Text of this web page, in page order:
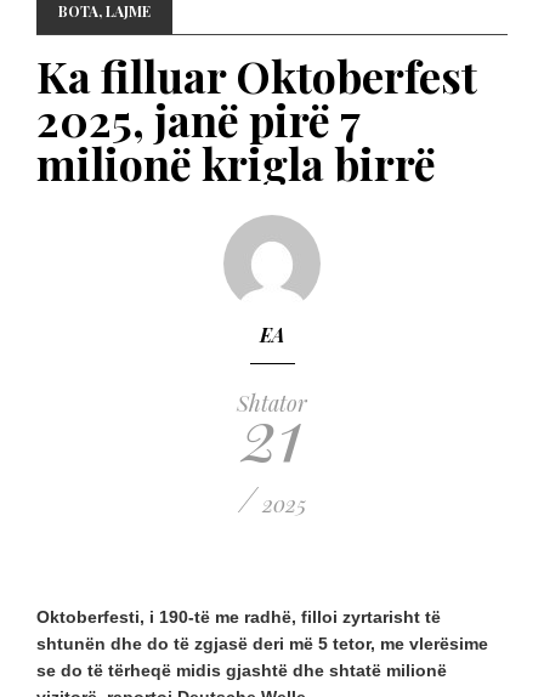
BOTA,LAJME
Ka filluar Oktoberfest
2025, janë pirë 7
milionë krigla birrë
EA
Shtator
21
/ 2025
Oktoberfesti, i 190-të me radhë, filloi zyrtarisht të
shtunën dhe do të zgjasë deri më 5 tetor, me vlerësime
se do të tërheqë midis gjashtë dhe shtatë milionë